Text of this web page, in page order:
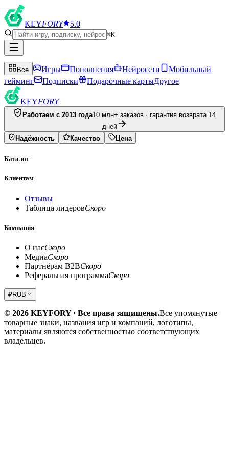
KEYFORY 5.0
⌘K
Все Игры Пополнения Нейросети
Мобильный
гейминг
Подписки Подарочные картыДругое
KEYFORY
Работаем с 2013 года10 млн+ заказов · гарантия возврата 14
дней
Надёжность
Качество Цена
Каталог
Клиентам
Отзывы
Таблица лидеровСкоро
Компания
О насСкоро
МедиаСкоро
Партнёрам B2BСкоро
Реферальная программаСкоро
₽RUB
© 2026 KEYFORY · Все права защищены.Все упомянутые
товарные знаки, названия игр и компаний, логотипы,
материалы являются собственностью соответствующих
владельцев.